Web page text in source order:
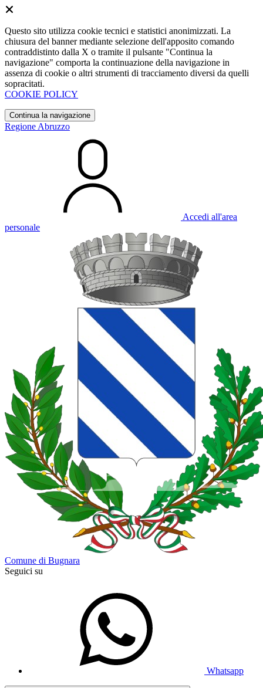
Questo sito utilizza cookie tecnici e statistici anonimizzati. La
chiusura del banner mediante selezione dell'apposito comando
contraddistinto dalla X o tramite il pulsante "Continua la
navigazione" comporta la continuazione della navigazione in
assenza di cookie o altri strumenti di tracciamento diversi da quelli
sopracitati.
COOKIE POLICY
Continua la navigazione
Regione Abruzzo
Accedi all'area
personale
Comune di Bugnara
Seguici su
Whatsapp